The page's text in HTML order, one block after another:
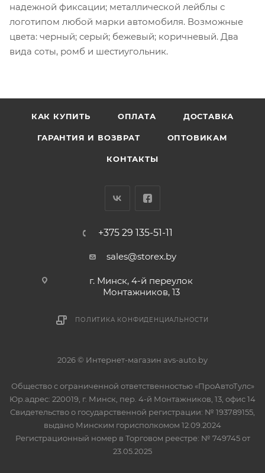
надежной фиксации; металлической лейблы с
логотипом любой марки автомобиля. Возможные
цвета: черный; серый; бежевый; коричневый. Два
вида соты, ромб и шестиугольник.
КАК КУПИТЬ ОПЛАТА ДОСТАВКА
ГАРАНТИЯ И ВОЗВРАТ ОПТОВИКАМ
КОНТАКТЫ
+375 29 135-51-11
sales@storex.by
г. Минск, 4-й переулок
Монтажников, 13
ПОЛИТИКА КОНФИДЕНЦИАЛЬНОСТИ
2026 © Интернет-магазин avs-auto.by
Общество с ограниченной ответственностью «ПроАвтоТулс»
Юр.адрес: 220019, г. Минск, пер. 4-й Монтажников, 13, офис 14
Свидетельство о государственной регистрации: № 193789155,
выдано Минским горисполкомом 12.09.2024
Регистрационный номер в Торговом реестре: № 749745 от
23.05.2025